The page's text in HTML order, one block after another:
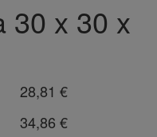
30 x 30 x
28,81 €
34,86 €